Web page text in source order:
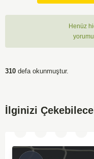
Henüz
310 defa okunmuştur.
İlginizi